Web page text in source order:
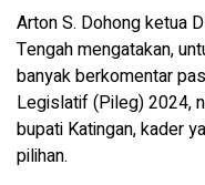
Arton S. Dohong ketua
Tengah mengatakan,
banyak berkomentar
Legislatif (Pileg) 2024,
bupati Katingan, kader
pilihan.